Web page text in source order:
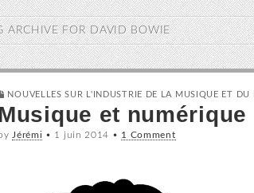
ARCHIVE FORDAVID BOWIE
NOUVELLES SUR L'INDUSTRIE DE LA MUSIQUE ET DU
et
Jérémi • 1 juin 2014 • 1 Comment